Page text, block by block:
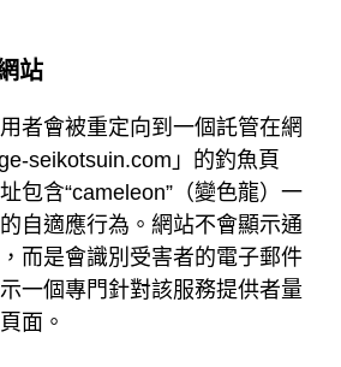
站
者會被重定向到一個託管在網
seikotsuin.com」的釣魚頁
包含“cameleon”（變色龍）一
自適應行為。網站不會顯示通
而是會識別受害者的電子郵件
一個專門針對該服務提供者量
面。